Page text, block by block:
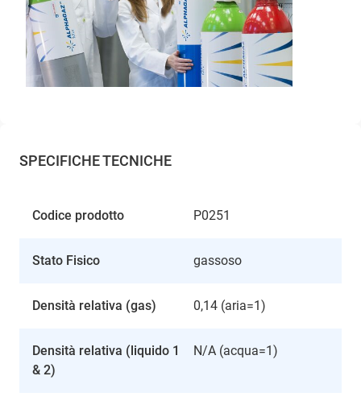
SPECIFICHE TECNICHE
Codice prodotto P0251
Stato Fisico gassoso
Densità relativa (gas) 0,14 (aria=1)
Densità relativa (liquido 1
& 2)
N/A (acqua=1)